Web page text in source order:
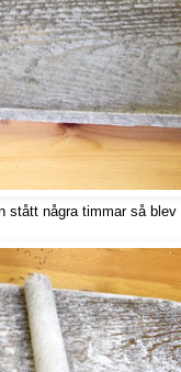
stått några timmar så blev